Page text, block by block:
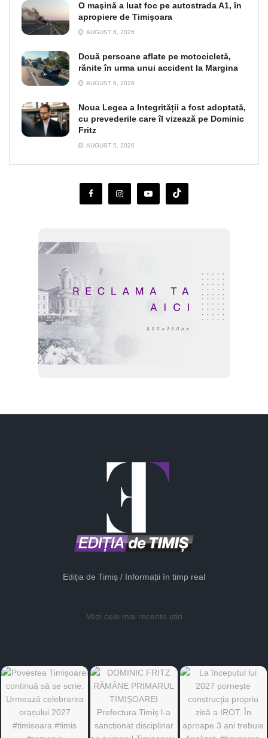
O maşină a luat foc pe autostrada A1, în
apropiere de Timişoara
AUGUST 6, 2026
Două persoane aflate pe motocicletă,
rănite în urma unui accident la Margina
AUGUST 6, 2026
Noua Legea a Integrității a fost adoptată,
cu prevederile care îl vizează pe Dominic
Fritz
AUGUST 5, 2026
Ediția de Timiș / Informații în timp real
Vezi cele mai recente știri